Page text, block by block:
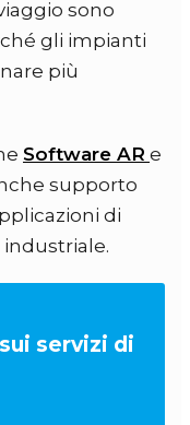
sono
gli impianti
più
Software AR e
supporto
di
servizi di